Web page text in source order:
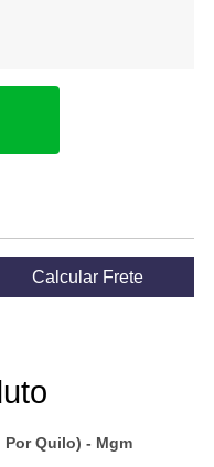
Por Quilo) - Mgm